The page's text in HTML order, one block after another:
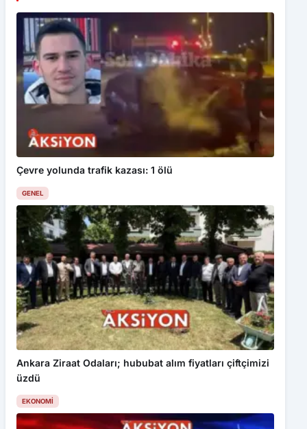
Çevre yolunda trafik kazası: 1 ölü
GENEL
Ankara Ziraat Odaları; hububat alım fiyatları çiftçimizi
üzdü
EKONOMI